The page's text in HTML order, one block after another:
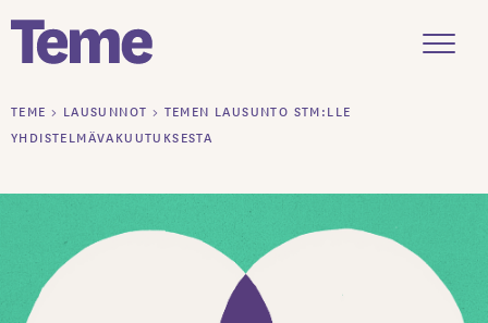
Siirry
sisältöön
TEME > LAUSUNNOT > TEMEN LAUSUNTO STM:LLE
YHDISTELMÄVAKUUTUKSESTA